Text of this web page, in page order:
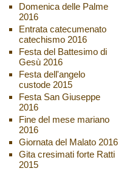
Domenica delle Palme
2016
Entrata catecumenato
catechismo 2016
Festa del Battesimo di
Gesù 2016
Festa dell'angelo
custode 2015
Festa San Giuseppe
2016
Fine del mese mariano
2016
Giornata del Malato 2016
Gita cresimati forte Ratti
2015